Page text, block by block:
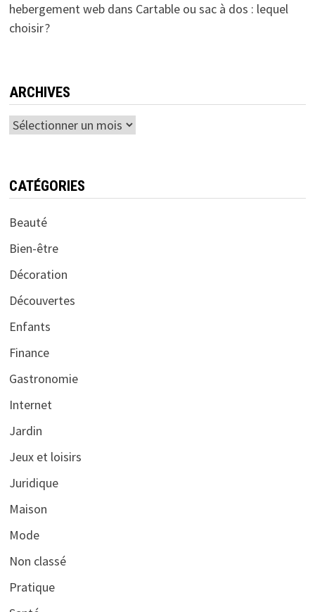
hebergement webdans Cartable ou sac à dos : lequel
choisir ?
ARCHIVES
Archives
CATÉGORIES
Beauté
Bien-être
Décoration
Découvertes
Enfants
Finance
Gastronomie
Internet
Jardin
Jeux et loisirs
Juridique
Maison
Mode
Non classé
Pratique